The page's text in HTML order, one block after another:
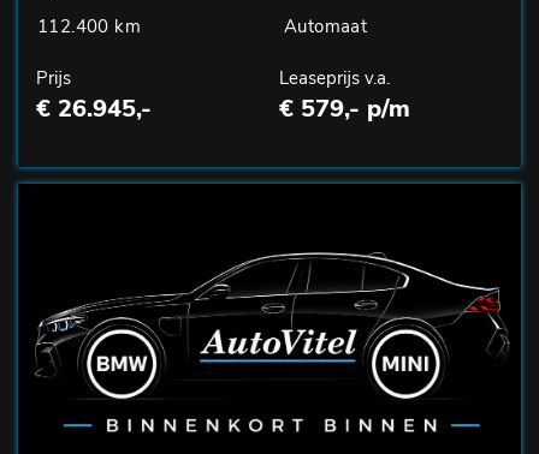
112.400 km
Automaat
Prijs
€ 26.945,-
Leaseprijs v.a.
€ 579,- p/m